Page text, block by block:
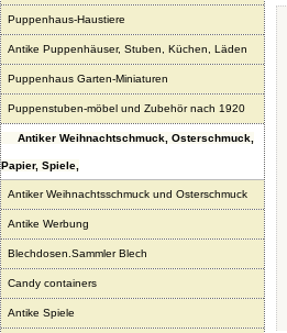
Puppenhaus-Haustiere
Antike Puppenhäuser, Stuben, Küchen, Läden
Puppenhaus Garten-Miniaturen
Puppenstuben-möbel und Zubehör nach 1920
Antiker Weihnachtschmuck, Osterschmuck,
Papier, Spiele,
Antiker Weihnachtsschmuck und Osterschmuck
Antike Werbung
Blechdosen.Sammler Blech
Candy containers
Antike Spiele